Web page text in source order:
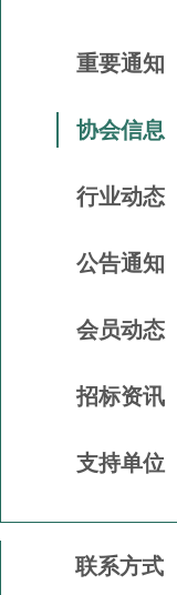
重要通知
协会信息
行业动态
公告通知
会员动态
招标资讯
支持单位
联系方式